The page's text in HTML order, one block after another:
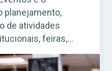
planejamento,
de atividades
feiras,
e ações
por órgãos